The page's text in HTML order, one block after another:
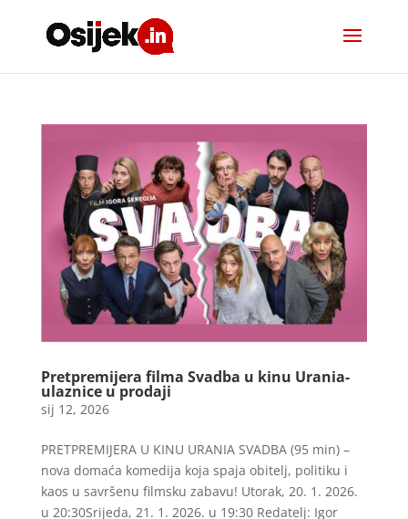
Pretpremijera filma Svadba u kinu Urania-
ulaznice u prodaji
sij 12, 2026
PRETPREMIJERA U KINU URANIA SVADBA (95 min) –
nova domaća komedija koja spaja obitelj, politiku i
kaos u savršenu filmsku zabavu! Utorak, 20. 1. 2026.
u 20:30Srijeda, 21. 1. 2026. u 19:30 Redatelj: Igor